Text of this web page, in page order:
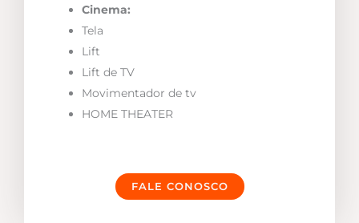
Cinema:
Tela
Lift
Lift de TV
Movimentador de tv
HOME THEATER
FALE CONOSCO